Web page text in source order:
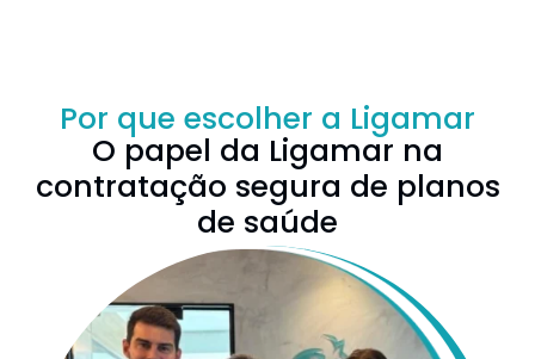
Por que escolher a Ligamar
O papel da Ligamar na
contratação segura de planos
de saúde